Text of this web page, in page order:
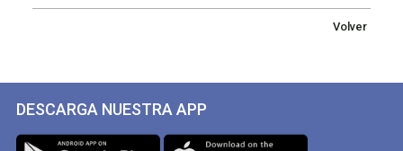
Volver
DESCARGA NUESTRA APP